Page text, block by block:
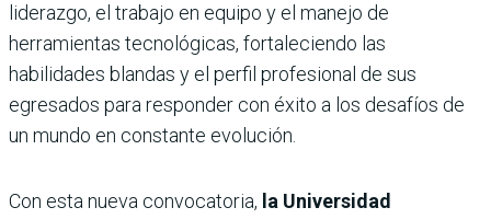
liderazgo, el trabajo en equipo y el manejo de
herramientas tecnológicas, fortaleciendo las
habilidades blandas y el perfil profesional de sus
egresados para responder con éxito a los desafíos de
un mundo en constante evolución.
Con esta nueva convocatoria, la Universidad